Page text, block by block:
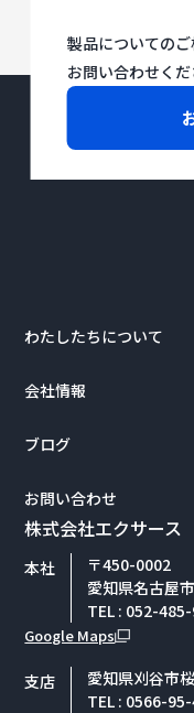
株式会社エクサース
本社
〒450-0002
愛知県名古屋
TEL : 052-
Google Maps
支店
愛知県刈谷市
TEL : 0566-
わたしたちについて
会社情報
ブログ
お問い合わせ
製品についての
お問い合わせくだ